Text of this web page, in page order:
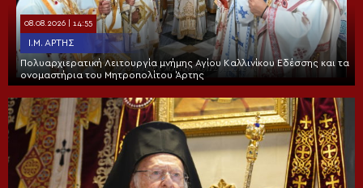
08.08.2026 | 14:55
Ι.Μ. ΆΡΤΗΣ
Πολυαρχιερατική Λειτουργία μνήμης Αγίου Καλλινίκου Εδέσσης και τα
ονομαστήρια του Μητροπολίτου Άρτης